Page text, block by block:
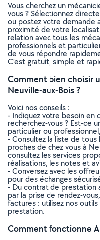
Vous cherchez un
vous ? Sélectionnez
ou postez votre demande
proximité de votre
relation avec tous les
professionnels et
de vous répondre
C’est gratuit, simple et
Comment bien choisir
Neuville-aux-Bois ?
Voici nos conseils :
- Indiquez votre besoin en
recherchez-vous ? Est-ce
particulier ou
- Consultez la liste de
proches de chez vous à
consultez les services
réalisations, les notes et
- Conversez avec les
pour des échanges
- Du contrat de prestation
par la prise de rendez-
factures : utilisez nos
prestation.
Comment fonctionne